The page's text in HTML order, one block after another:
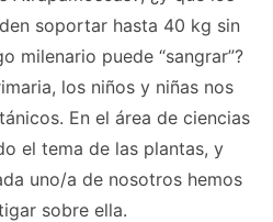
soportar hasta 40 kg sin
milenario puede “sangrar”?
los niños y niñas nos
En el área de ciencias
el tema de las plantas, y
uno/a de nosotros hemos
sobre ella.